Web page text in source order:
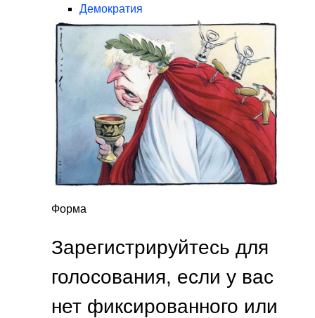
Демократия
Форма
Зарегистрируйтесь для
голосования, если у вас
нет фиксированного или